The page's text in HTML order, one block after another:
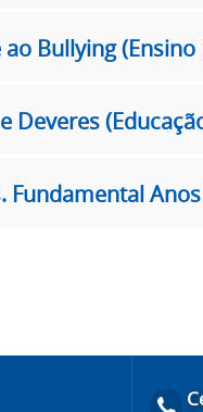
Bullying
Deveres
Fundamental